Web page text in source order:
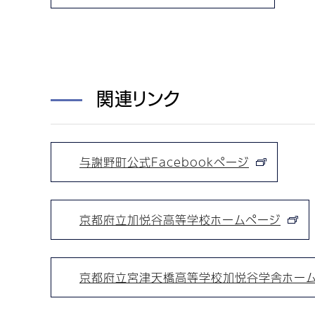
関連リンク
与謝野町公式Facebookページ
京都府立加悦谷高等学校ホームページ
京都府立宮津天橋高等学校加悦谷学舎ホー